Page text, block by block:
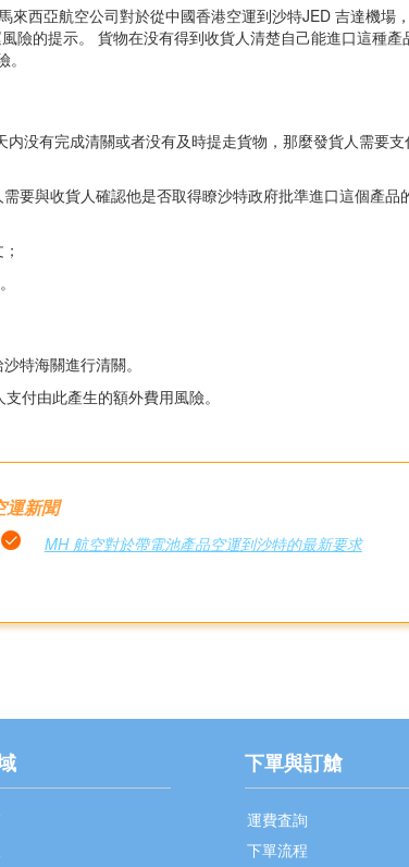
西亞航空公司對於從中國香港空運到沙特JED 吉達機場
險的提示。 貨物在没有得到收貨人清楚自己能進口這種產
没有完成清關或者没有及時提走貨物，那麼發貨人需要
要與收貨人確認他是否取得瞭沙特政府批準進口這個產品
特海關進行清關。
付由此產生的額外費用風險。
運新聞
MH 航空對於帶電池產品空運到沙特的最新要求
下單與訂艙
運費査詢
下單流程